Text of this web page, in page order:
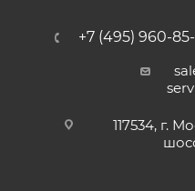
+7 (495) 960-85-
117534, г.